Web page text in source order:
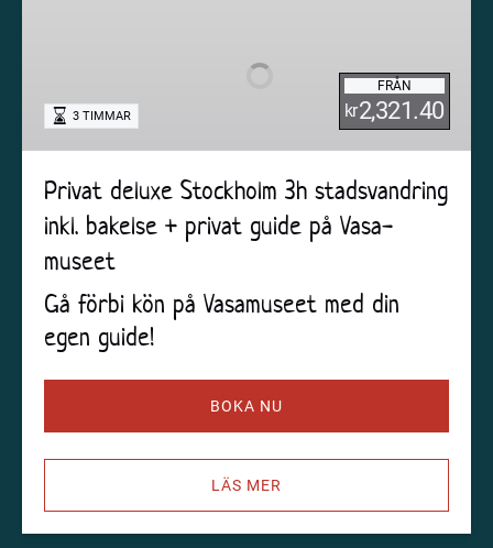
inkl.
bakelse
privat
guide
Vasa-
museet
FRÅN
kr2,321.40
3 TIMMAR
Privat deluxe Stockholm 3h stadsvandring
inkl. bakelse + privat guide på Vasa-
museet
Gå förbi kön på Vasamuseet med din
egen guide!
BOKA NU
LÄS MER